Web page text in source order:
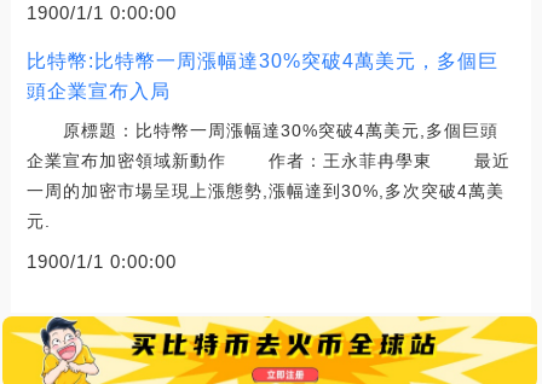
1900/1/1 0:00:00
比特幣:比特幣一周漲幅達30%突破4萬美元，多個巨
頭企業宣布入局
原標題：比特幣一周漲幅達30%突破4萬美元,多個巨頭
企業宣布加密領域新動作 作者：王永菲冉學東 最近
一周的加密市場呈現上漲態勢,漲幅達到30%,多次突破4萬美
元.
1900/1/1 0:00:00